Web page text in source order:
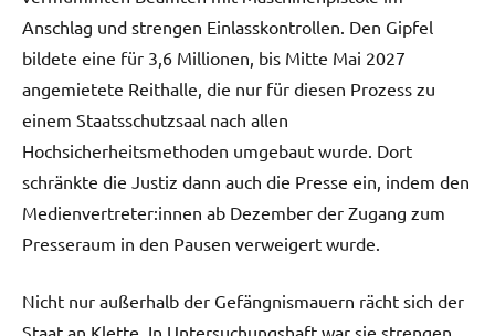
Anschlag und strengen Einlasskontrollen. Den Gipfel
bildete eine für 3,6 Millionen, bis Mitte Mai 2027
angemietete Reithalle, die nur für diesen Prozess zu
einem Staatsschutzsaal nach allen
Hochsicherheitsmethoden umgebaut wurde. Dort
schränkte die Justiz dann auch die Presse ein, indem den
Medienvertreter:innen ab Dezember der Zugang zum
Presseraum in den Pausen verweigert wurde.
Nicht nur außerhalb der Gefängnismauern rächt sich der
Staat an Klette. In Untersuchungshaft war sie strengen